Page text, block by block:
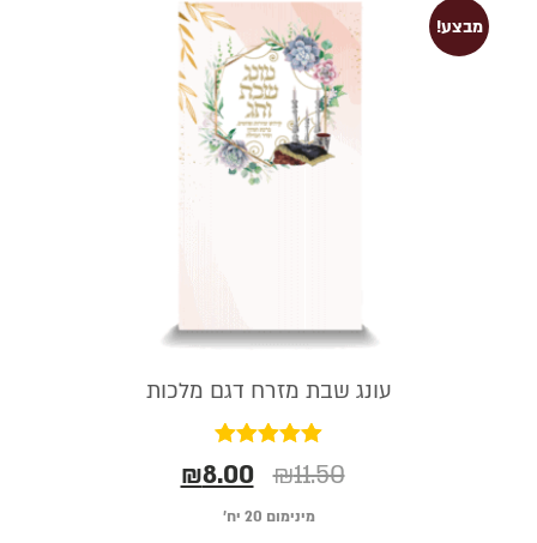
מבצע!
עונג שבת מזרח דגם מלכות
5.00
₪11.50
₪8.00
מינימום 20 יח׳